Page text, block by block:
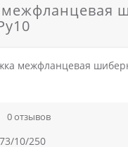
0 отзывов
10/250